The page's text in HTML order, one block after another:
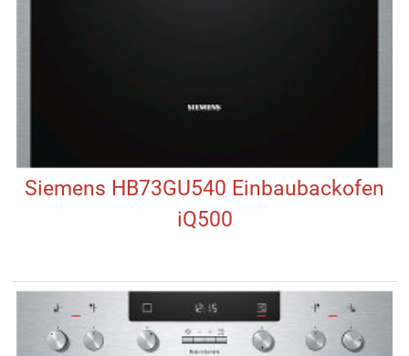
Siemens HB73GU540 Einbaubackofen
iQ500